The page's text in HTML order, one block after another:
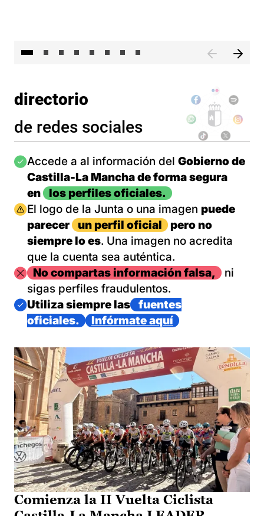
directorio
de redes sociales
Imagen
Accede a al información del Gobierno de
Castilla-La Mancha de forma segura
en
los perfiles oficiales.
Imagen
El logo de la Junta o una imagen puede
parecer
un perfil oficial
pero no
siempre lo es. Una imagen no acredita
que la cuenta sea auténtica.
ImagenNo compartas información falsa,
ni
sigas perfiles fraudulentos.
Imagen
Utiliza siempre las
fuentes
oficiales.
Infórmate aquí
Comienza la II Vuelta Ciclista